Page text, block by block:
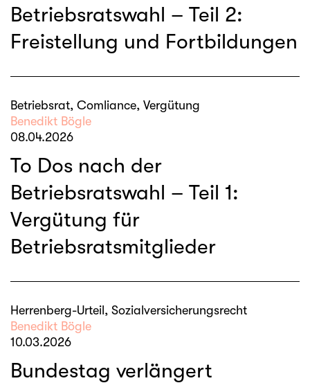
Betriebsratswahl – Teil 2:
Freistellung und Fortbildungen
Betriebsrat, Comliance, Vergütung
Benedikt Bögle
08.04.2026
To Dos nach der
Betriebsratswahl – Teil 1:
Vergütung für
Betriebsratsmitglieder
Herrenberg-Urteil, Sozialversicherungsrecht
Benedikt Bögle
10.03.2026
Bundestag verlängert